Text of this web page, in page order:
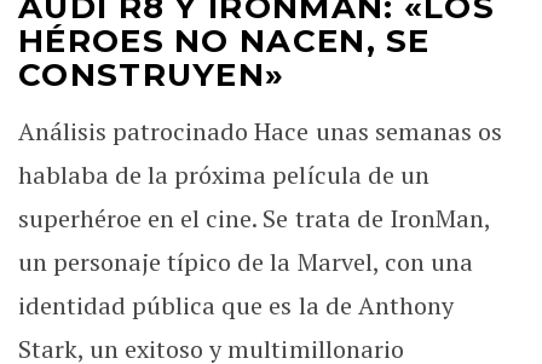
HÉROES NO NACEN, SE
CONSTRUYEN»
Análisis patrocinado Hace unas semanas os
hablaba de la próxima película de un
superhéroe en el cine. Se trata de IronMan,
un personaje típico de la Marvel, con una
identidad pública que es la de Anthony
Stark, un exitoso y multimillonario